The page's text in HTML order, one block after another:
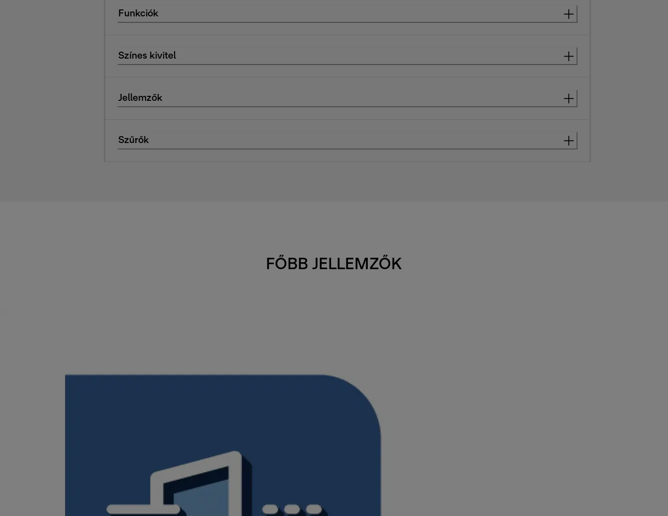
Funkciók
Színes kivitel
Jellemzők
Szűrők
FŐBB JELLEMZŐK